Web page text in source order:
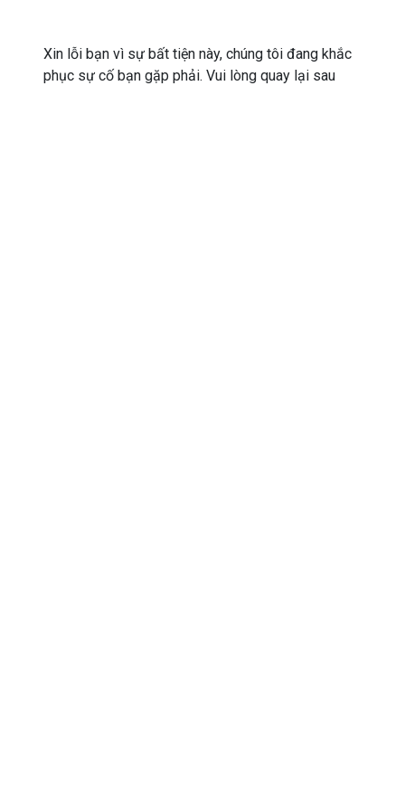
Xin lỗi bạn vì sự bất tiện này, chúng tôi đang khắc
phục sự cố bạn gặp phải. Vui lòng quay lại sau